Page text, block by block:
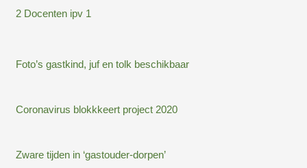
2 Docenten ipv 1
Foto’s gastkind, juf en tolk beschikbaar
Coronavirus blokkkeert project 2020
Zware tijden in ‘gastouder-dorpen’